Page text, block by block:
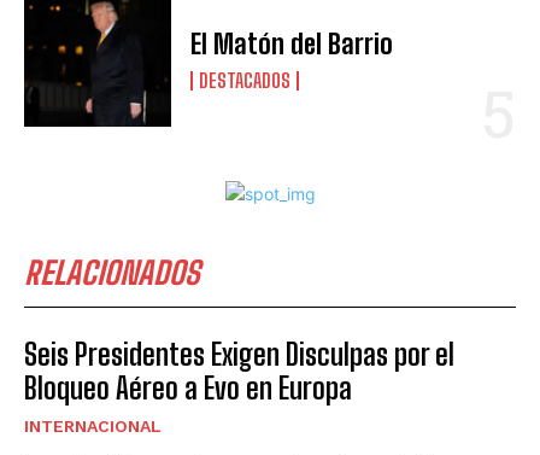
El Matón del Barrio
DESTACADOS
RELACIONADOS
Seis Presidentes Exigen Disculpas por el
Bloqueo Aéreo a Evo en Europa
INTERNACIONAL